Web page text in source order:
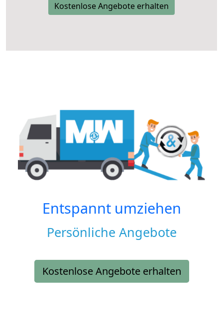
Kostenlose Angebote erhalten
Entspannt umziehen
Persönliche Angebote
Kostenlose Angebote erhalten